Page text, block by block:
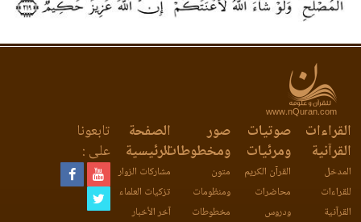
www.nQuran.com
القراءات
القرآنية
المدخل
للقراءات
القرآنية
صوتيات
ومرئيات
القرآن الكريم
محاضرات
ودروس
صور
ومخطوطات
متون
ومنظومات
مخطوطات
الصفحة
الرئيسية
مشاركات الزوار
تزكيات العلماء
آخر الأخبار
تابعونا
على :